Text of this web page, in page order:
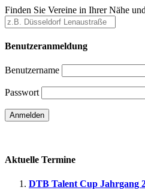
Finden Sie Vereine in Ihrer Nähe
Benutzeranmeldung
Benutzername
Passwort
Aktuelle Termine
DTB Talent Cup Jahrgang